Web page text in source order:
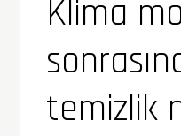
Klima
temizlik